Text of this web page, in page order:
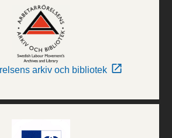
arkiv och bibliotek